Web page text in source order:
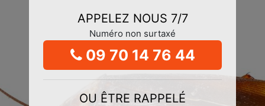
APPELEZ NOUS 7/7
Numéro non surtaxé
09 70 14 76 44
OU ÊTRE RAPPELÉ